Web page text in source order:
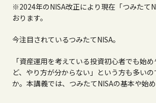
※2024年のNISA改正により現在「つみたて
おります。
今注目されているつみたてNISA。
「資産運用を考えている投資初心者でも始
ど、やり方が分からない」という方も多い
か。本講義では、つみたてNISAの基本や始